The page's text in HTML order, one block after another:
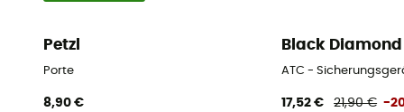
Petzl
Porte
8,90 €
Black Diamond
ATC -
17,52 € 21,90 € -